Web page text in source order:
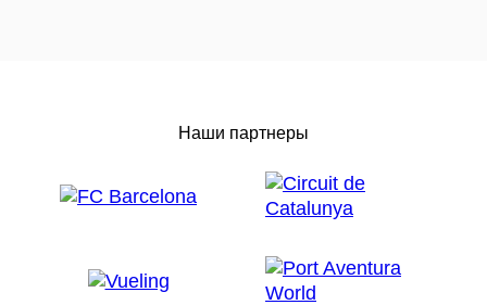
Наши партнеры